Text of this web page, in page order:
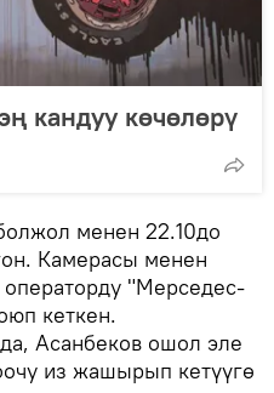
кандуу көчөлөрү
менен 22.10до
Камерасы менен
операторду "Мерседес-
кеткен.
Асанбеков ошол эле
из жашырып кетүүгө